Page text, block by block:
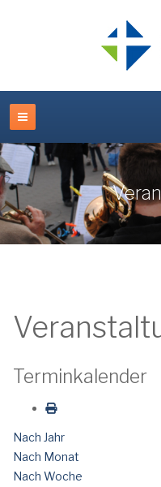
Terminkalender
Nach Jahr
Nach Monat
Nach Woche